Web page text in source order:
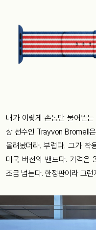
내가 이렇게 손톱만 물어뜯
상 선수인 Trayvon Bromell
올려놨더라. 부럽다. 그가 착
미국 버전의 밴드다. 가격은
조금 넘는다. 한정판이라 그